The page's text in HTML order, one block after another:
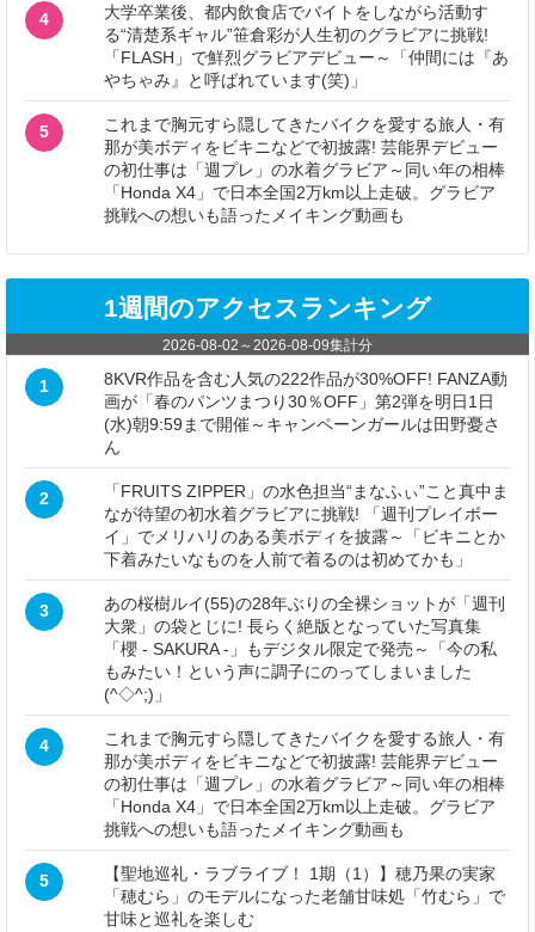
4
大学卒業後、都内飲食店でバイトをしながら活動す
る“清楚系ギャル”笹倉彩が人生初のグラビアに挑戦!
「FLASH」で鮮烈グラビアデビュー～「仲間には『あ
やちゃみ』と呼ばれています(笑)」
5
これまで胸元すら隠してきたバイクを愛する旅人・有
那が美ボディをビキニなどで初披露! 芸能界デビュー
の初仕事は「週プレ」の水着グラビア～同い年の相棒
「Honda X4」で日本全国2万km以上走破。グラビア
挑戦への想いも語ったメイキング動画も
1週間のアクセスランキング
2026-08-02 ～2026-08-09集計分
1
8KVR作品を含む人気の222作品が30%OFF! FANZA動
画が「春のパンツまつり30％OFF」第2弾を明日1日
(水)朝9:59まで開催～キャンペーンガールは田野憂さ
ん
2
「FRUITS ZIPPER」の水色担当“まなふぃ”こと真中ま
なが待望の初水着グラビアに挑戦! 「週刊プレイボー
イ」でメリハリのある美ボディを披露～「ビキニとか
下着みたいなものを人前で着るのは初めてかも」
3
あの桜樹ルイ(55)の28年ぶりの全裸ショットが「週刊
大衆」の袋とじに! 長らく絶版となっていた写真集
「櫻 - SAKURA -」もデジタル限定で発売～「今の私
もみたい！という声に調子にのってしまいました
(^◇^;)」
4
これまで胸元すら隠してきたバイクを愛する旅人・有
那が美ボディをビキニなどで初披露! 芸能界デビュー
の初仕事は「週プレ」の水着グラビア～同い年の相棒
「Honda X4」で日本全国2万km以上走破。グラビア
挑戦への想いも語ったメイキング動画も
5
【聖地巡礼・ラブライブ！ 1期（1）】穂乃果の実家
「穂むら」のモデルになった老舗甘味処「竹むら」で
甘味と巡礼を楽しむ